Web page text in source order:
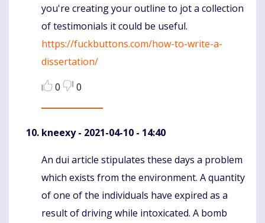
you're creating your outline to jot a collection
of testimonials it could be useful.
https://fuckbuttons.com/how-to-write-a-
dissertation/
0
0
kneexy- 2021-04-10 - 14:40
Komentaras
An dui article stipulates these days a problem
which exists from the environment. A quantity
of one of the individuals have expired as a
result of driving while intoxicated. A bomb